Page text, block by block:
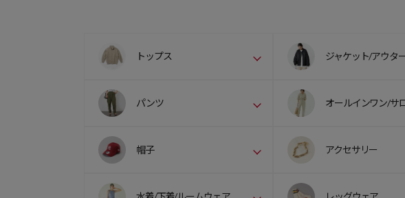
トップス ジャケット/アウタ
パンツ オールインワン/サ
帽子 アクセサリー